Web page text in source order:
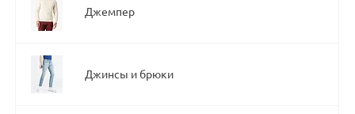
Рюкзаки и сумки
Джемпер
Джинсы и брюки